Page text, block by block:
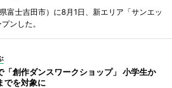
富士吉田市）に8月1日、新エリア「サンエッ
ンした。
「創作ダンスワークショップ」 小学生か
でを対象に